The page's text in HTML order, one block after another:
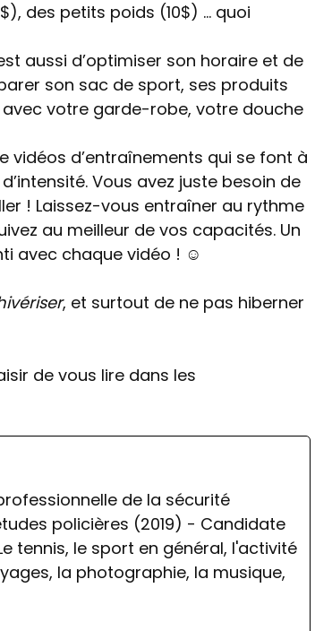
des petits poids (10$) … quoi
aussi d’optimiser son horaire et de
son sac de sport, ses produits
votre garde-robe, votre douche
vidéos d’entraînements qui se font à
Vous avez juste besoin de
! Laissez-vous entraîner au rythme
au meilleur de vos capacités. Un
avec chaque vidéo ! ☺
, et surtout de ne pas hiberner
de vous lire dans les
de la sécurité
policières (2019) - Candidate
tennis, le sport en général, l'activité
la photographie, la musique,